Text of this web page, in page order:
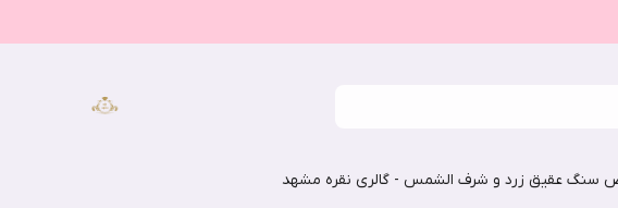
سنگ عقیق زرد و شرف الشمس - گالری نقره مشهد